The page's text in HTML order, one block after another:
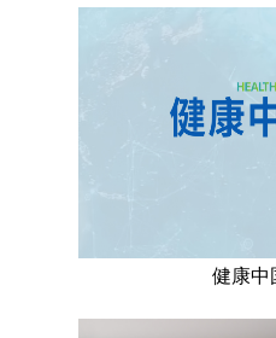
健康中